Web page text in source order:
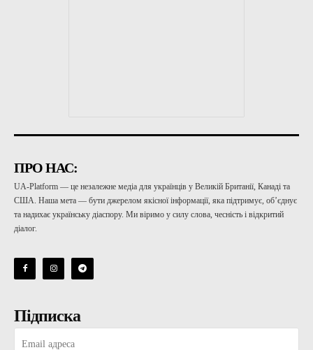
ПРО НАС:
UA-Platform — це незалежне медіа для українців у Великій Британії, Канаді та
США. Наша мета — бути джерелом якісної інформації, яка підтримує, об’єднує
та надихає українську діаспору. Ми віримо у силу слова, чесність і відкритий
діалог.
Підписка